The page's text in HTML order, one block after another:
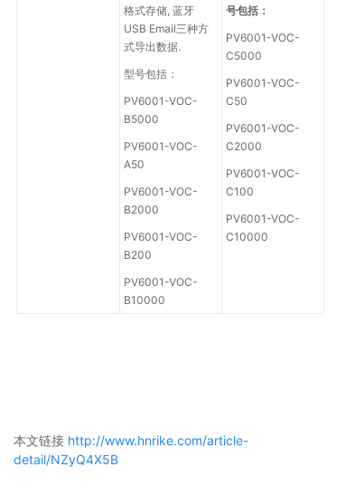
格式存储, 蓝牙
USB Email三种方
式导出数据.
型号包括：
PV6001-VOC-
B5000
PV6001-VOC-
A50
PV6001-VOC-
B2000
PV6001-VOC-
B200
PV6001-VOC-
B10000
号包括：
PV6001-VOC-
C5000
PV6001-VOC-
C50
PV6001-VOC-
C2000
PV6001-VOC-
C100
PV6001-VOC-
C10000
本文链接 http://www.hnrike.com/article-
detail/NZyQ4X5B